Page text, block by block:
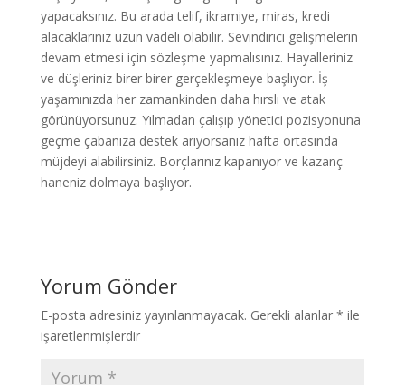
yapacaksınız. Bu arada telif, ikramiye, miras, kredi
alacaklarınız uzun vadeli olabilir. Sevindirici gelişmelerin
devam etmesi için sözleşme yapmalısınız. Hayalleriniz
ve düşleriniz birer birer gerçekleşmeye başlıyor. İş
yaşamınızda her zamankinden daha hırslı ve atak
görünüyorsunuz. Yılmadan çalışıp yönetici pozisyonuna
geçme çabanıza destek arıyorsanız hafta ortasında
müjdeyi alabilirsiniz. Borçlarınız kapanıyor ve kazanç
haneniz dolmaya başlıyor.
Yorum Gönder
E-posta adresiniz yayınlanmayacak. Gerekli alanlar * ile
işaretlenmişlerdir